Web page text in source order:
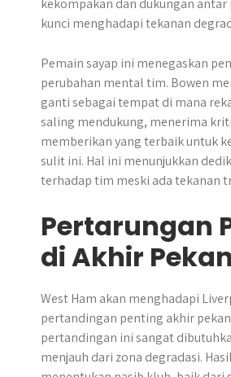
kekompakan dan dukungan
kunci menghadapi tekanan
Pemain sayap ini menegaskan
perubahan mental tim. Bowen
ganti sebagai tempat di mana
saling mendukung, menerima
memberikan yang terbaik untuk
sulit ini. Hal ini menunjukkan
terhadap tim meski ada tekanan
Pertarungan
di Akhir Pekan
West Ham akan menghadapi
pertandingan penting akhir
pertandingan ini sangat
menjauh dari zona degradasi.